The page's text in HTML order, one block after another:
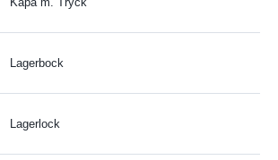
Lagerbock
Lagerlock